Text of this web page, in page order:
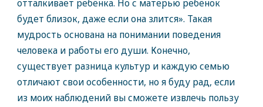
отталкивает ребёнка. Но с матерью ребёнок
будет близок, даже если она злится». Такая
мудрость основана на понимании поведения
человека и работы его души. Конечно,
существует разница культур и каждую семью
отличают свои особенности, но я буду рад, если
из моих наблюдений вы сможете извлечь пользу